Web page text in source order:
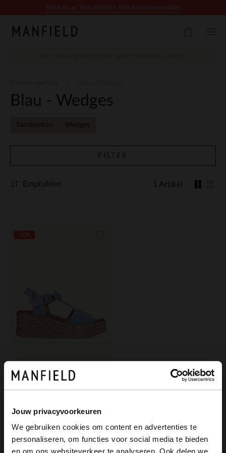
Jouw privacyvoorkeuren
We gebruiken cookies om content en advertenties te
personaliseren, om functies voor social media te bieden
Blau - Wedges
Sandaletten Wedges
FILTER
1 Artikel
Empfohlen
No Stress
Blaue Kroko-Keilsandaletten aus Veloursleder